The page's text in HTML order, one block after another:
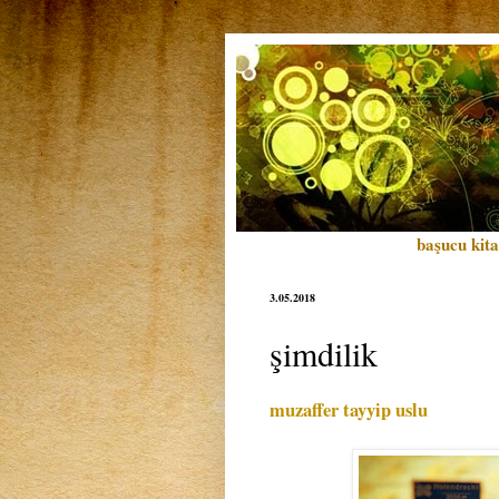
başucu
3.05.2018
şimdilik
muzaffer tayyip uslu